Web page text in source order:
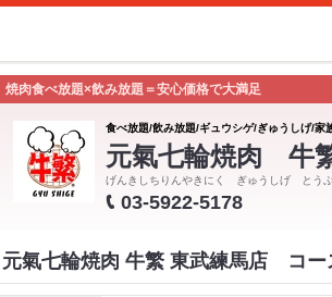
焼肉食べ放題×飲み放題＝安心価格で大満足
食べ放題/飲み放題/ギュウシゲ/ぎゅうしげ/家
元氣七輪焼肉 牛
げんきしちりんやきにく ぎゅうしげ とうぶ
03-5922-5178
元氣七輪焼肉 牛繁 東武練馬店 コー